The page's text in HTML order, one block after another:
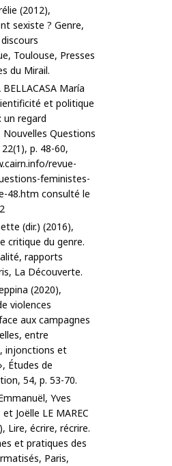
(2012),
sexiste ? Genre,
Toulouse, Presses
du Mirail.
BELLACASA María
et politique
un regard
Questions
p. 48-60,
revue-
feministes-
48.htm consulté le
(dir.) (2016),
critique du genre.
rapports
La Découverte.
(2020),
violences
aux campagnes
entre
injonctions et
Études de
54, p. 53-70.
Yves
et Joëlle LE MAREC
Lire, écrire, récrire.
et pratiques des
Paris,